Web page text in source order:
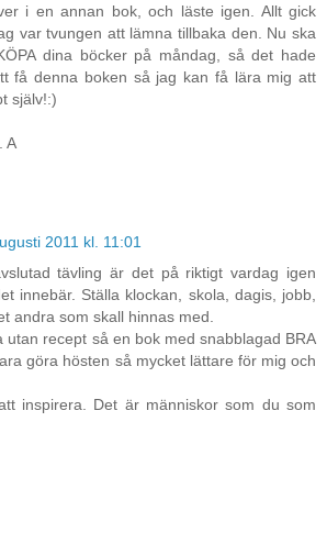
i en annan bok, och läste igen. Allt gick
var tvungen att lämna tillbaka den. Nu ska
dina böcker på måndag, så det hade
få denna boken så jag kan få lära mig att
själv!:)
A
2011 kl. 11:01
tävling är det på riktigt vardag igen
innebär. Ställa klockan, skola, dagis, jobb,
andra som skall hinnas med.
utan recept så en bok med snabblagad BRA
göra hösten så mycket lättare för mig och
inspirera. Det är människor som du som